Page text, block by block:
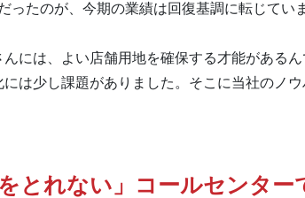
ったのが、今期の業績は回復基調に転じてい
には、よい店舗用地を確保する才能がある
は少し課題がありました。そこに当社のノ
とれない」コールセンター